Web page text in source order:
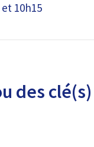
10h15
des clé(s)